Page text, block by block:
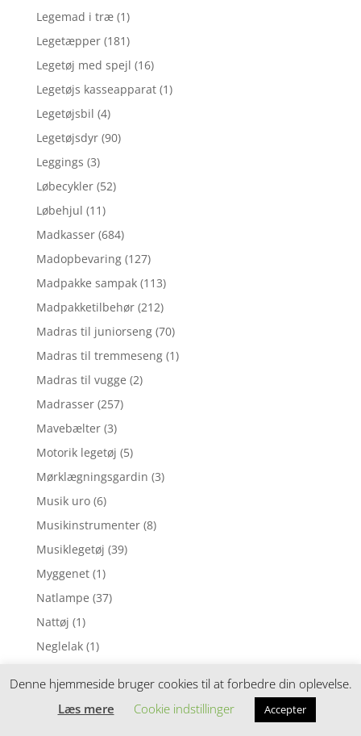
Legemad i træ (1)
Legetæpper (181)
Legetøj med spejl (16)
Legetøjs kasseapparat (1)
Legetøjsbil (4)
Legetøjsdyr (90)
Leggings (3)
Løbecykler (52)
Løbehjul (11)
Madkasser (684)
Madopbevaring (127)
Madpakke sampak (113)
Madpakketilbehør (212)
Madras til juniorseng (70)
Madras til tremmeseng (1)
Madras til vugge (2)
Madrasser (257)
Mavebælter (3)
Motorik legetøj (5)
Mørklægningsgardin (3)
Musik uro (6)
Musikinstrumenter (8)
Musiklegetøj (39)
Myggenet (1)
Natlampe (37)
Nattøj (1)
Neglelak (1)
Nusseklude
Opbevaring (11)
Denne hjemmeside bruger cookies til at forbedre din oplevelse.
Læs mere
Cookie indstillinger Accepter